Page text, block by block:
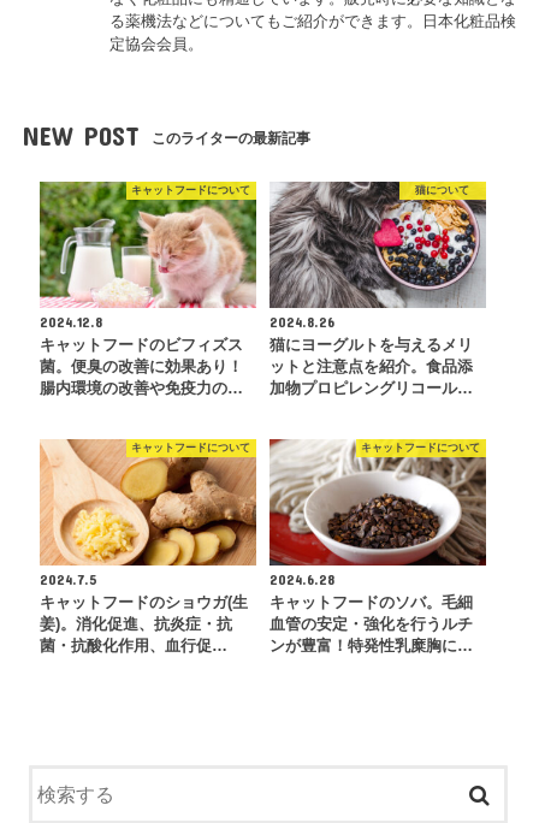
る薬機法などについてもご紹介ができます。日本化粧品検
定協会会員。
NEW POST このライターの最新記事
キャットフードについて
2024.12.8
キャットフードのビフィズス
菌。便臭の改善に効果あり！
腸内環境の改善や免疫力の…
猫について
2024.8.26
猫にヨーグルトを与えるメリ
ットと注意点を紹介。食品添
加物プロピレングリコール…
キャットフードについて
2024.7.5
キャットフードのショウガ(生
姜)。消化促進、抗炎症・抗
菌・抗酸化作用、血行促…
キャットフードについて
2024.6.28
キャットフードのソバ。毛細
血管の安定・強化を行うルチ
ンが豊富！特発性乳糜胸に…